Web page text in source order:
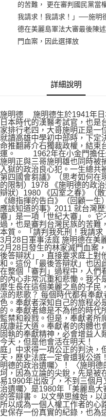
付款後7-11取貨
每筆NT$60，滿NT$499(含以上)
宅配
的苦難， 更在審判國民黨當
我請求！我請求！」──施明
德在美麗島軍法大審最後陳
門血案，因此選擇放
詳細說明
施明德 施明德生於1941年日
日本時代的漢醫考試官，也是
家排行老四，大哥施明正是一
就讀高雄中學初中部時，下定
命推翻蔣介石獨裁政權，結束
運。 1962年在小金門擔任
施明正與三哥施明雄也同時被
入獄的政治良心犯。一生總共
第四國會芻議》（思考如何在
的限制）1978 《施明德的政
辯狀）1980 《囚室之春》（
《總指揮的告白》（回顧一
應該知道的事》2011 就台灣
審」是一項「世紀大審」。
過，也是審判台灣民族的苦難
本質。 「請判我死刑！我請
3月28日軍事法庭 施明德在美
2月28日發生的林家滅門血案
後答辯狀」，直接要求庭上對
和。這份「最後答辯狀」也
在整個「審判」過程中，人們
的內心非常沉重和悲慟。我不
麼生長在這個美麗之島的子民
涼的悲歌？ 每個時代都有奉
色。奉獻者深知自己的旅程必
的。奉獻者總是不為他的時代
監禁和殺戮。但是，奉獻者所
成康莊大道。奉獻者的肉體也
固執的奉獻精神，必會增益人
今天，但是他會活在明天！
庭」中求得一項公正的判決，
天，歷史法庭一定會還我公道
明德的政治遺囑〉！ 〈施明
坷，因為立論的尖銳，先是被
易1990年出版了，不到三個
治遺囑〉是1980年「美麗島大
的答辯書。 以文學思維始，
所以成為一個人權工作者的心
史保存一份真實的紀錄，也為